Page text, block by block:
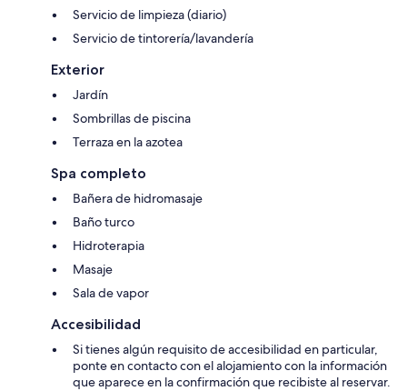
Servicio de limpieza (diario)
Servicio de tintorería/lavandería
Exterior
Jardín
Sombrillas de piscina
Terraza en la azotea
Spa completo
Bañera de hidromasaje
Baño turco
Hidroterapia
Masaje
Sala de vapor
Accesibilidad
Si tienes algún requisito de accesibilidad en particular,
ponte en contacto con el alojamiento con la información
que aparece en la confirmación que recibiste al reservar.